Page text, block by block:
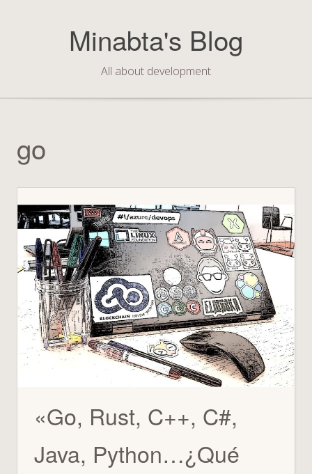
Minabta's Blog
All about development
go
«Go, Rust, C++, C#,
Java, Python…¿Qué